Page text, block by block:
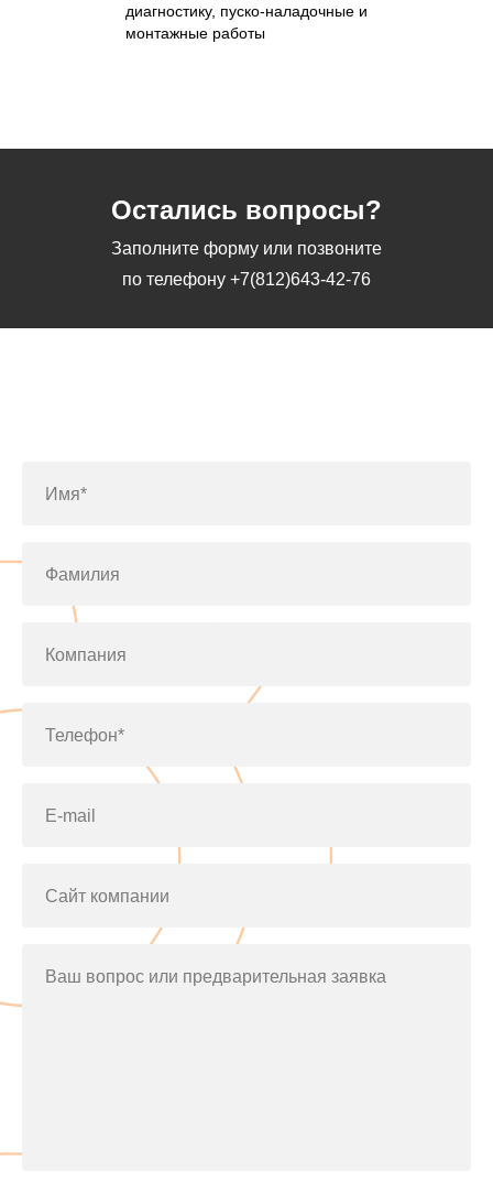
диагностику, пуско-наладочные и
монтажные работы
Остались вопросы?
Заполните форму или позвоните
по телефону +7(812)643-42-76
Имя*
Фамилия
Компания
Телефон*
E-mail
Сайт компании
Ваш вопрос или предварительная заявка